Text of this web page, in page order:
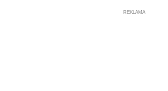
REKLAMA